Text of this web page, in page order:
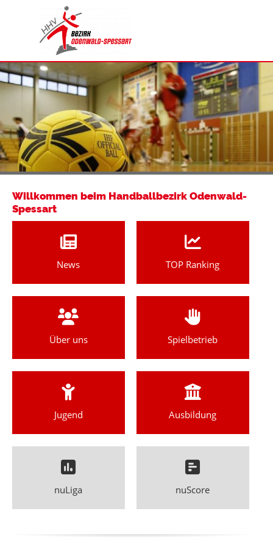
Willkommen beim Handballbezirk Odenwald-
Spessart
News TOP Ranking
Über uns Spielbetrieb
Jugend Ausbildung
nuLiga nuScore